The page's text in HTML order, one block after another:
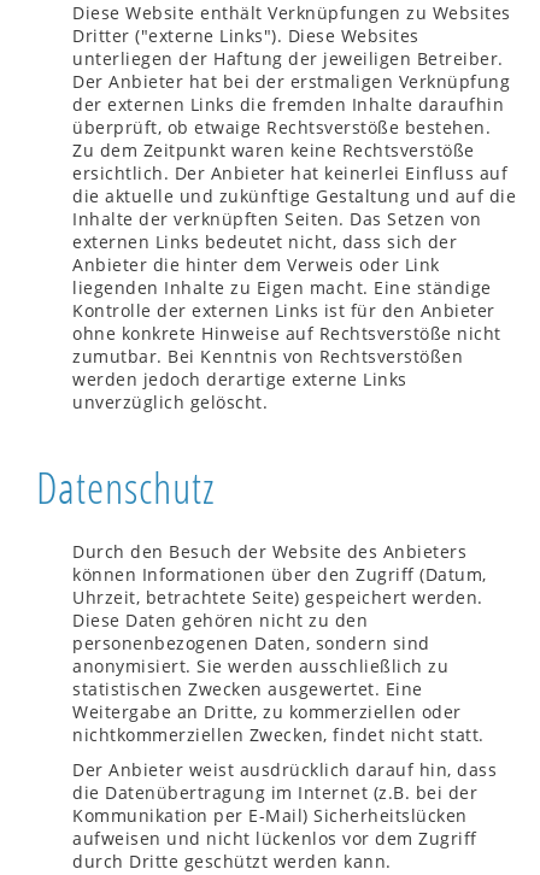
Diese Website enthält Verknüpfungen zu Websites
Dritter ("externe Links"). Diese Websites
unterliegen der Haftung der jeweiligen Betreiber.
Der Anbieter hat bei der erstmaligen Verknüpfung
der externen Links die fremden Inhalte daraufhin
überprüft, ob etwaige Rechtsverstöße bestehen.
Zu dem Zeitpunkt waren keine Rechtsverstöße
ersichtlich. Der Anbieter hat keinerlei Einfluss auf
die aktuelle und zukünftige Gestaltung und auf die
Inhalte der verknüpften Seiten. Das Setzen von
externen Links bedeutet nicht, dass sich der
Anbieter die hinter dem Verweis oder Link
liegenden Inhalte zu Eigen macht. Eine ständige
Kontrolle der externen Links ist für den Anbieter
ohne konkrete Hinweise auf Rechtsverstöße nicht
zumutbar. Bei Kenntnis von Rechtsverstößen
werden jedoch derartige externe Links
unverzüglich gelöscht.
Datenschutz
Durch den Besuch der Website des Anbieters
können Informationen über den Zugriff (Datum,
Uhrzeit, betrachtete Seite) gespeichert werden.
Diese Daten gehören nicht zu den
personenbezogenen Daten, sondern sind
anonymisiert. Sie werden ausschließlich zu
statistischen Zwecken ausgewertet. Eine
Weitergabe an Dritte, zu kommerziellen oder
nichtkommerziellen Zwecken, findet nicht statt.
Der Anbieter weist ausdrücklich darauf hin, dass
die Datenübertragung im Internet (z.B. bei der
Kommunikation per E-Mail) Sicherheitslücken
aufweisen und nicht lückenlos vor dem Zugriff
durch Dritte geschützt werden kann.